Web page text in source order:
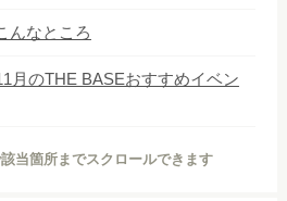
o
k
e
んなところ
月のTHE BASEおすすめイベン
当箇所までスクロールできます